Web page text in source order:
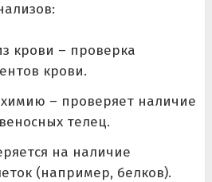
крови – проверка
крови.
– проверяет наличие
телец.
на наличие
(например, белков).